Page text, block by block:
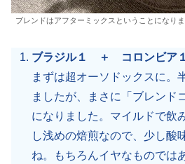
ブレンドはアフターミックスということになりま
ブラジル１ ＋ コロンビア
まずは超オーソドックスに。
ましたが、まさに「ブレンド
になりました。マイルドで飲
し浅めの焙煎なので、少し酸
ね。もちろんイヤなものでは